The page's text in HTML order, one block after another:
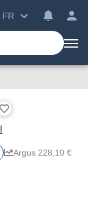
FR
Argus 228,10 €